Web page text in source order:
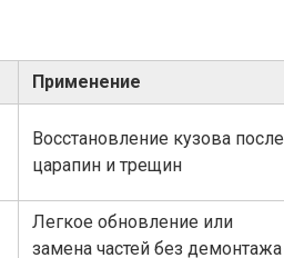
Применение
Восстановление кузова после
царапин и трещин
Легкое обновление или
замена частей без демонтажа